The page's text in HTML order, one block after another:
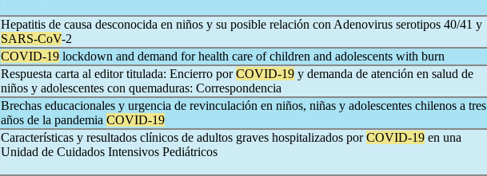
Hepatitis de causa desconocida en niños y su posible relación con Adenovirus serotipos 40/41 y
SARS-CoV-2
COVID-19 lockdown and demand for health care of children and adolescents with burn
Respuesta carta al editor titulada: Encierro porCOVID-19 y demanda de atención en salud de
niños y adolescentes con quemaduras: Correspondencia
Brechas educacionales y urgencia de revinculación en niños, niñas y adolescentes chilenos a tres
años de la pandemia COVID-19
Características y resultados clínicos de adultos graves hospitalizados porCOVID-19 en una
Unidad de Cuidados Intensivos Pediátricos